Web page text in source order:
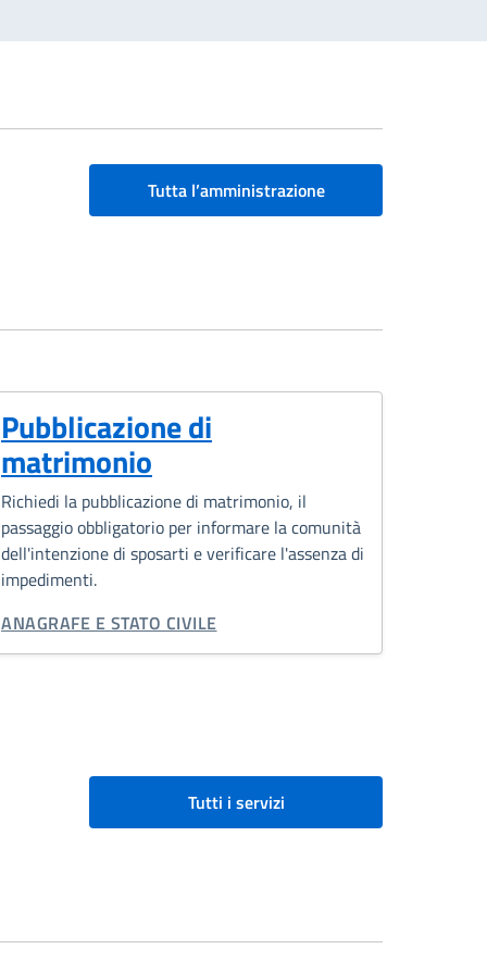
Tutta l’amministrazione
Pubblicazione di
matrimonio
Richiedi la pubblicazione di matrimonio, il
passaggio obbligatorio per informare la comunità
dell'intenzione di sposarti e verificare l'assenza di
impedimenti.
CATEGORIA CORRELATA:
ANAGRAFE E STATO CIVILE
Tutti i servizi